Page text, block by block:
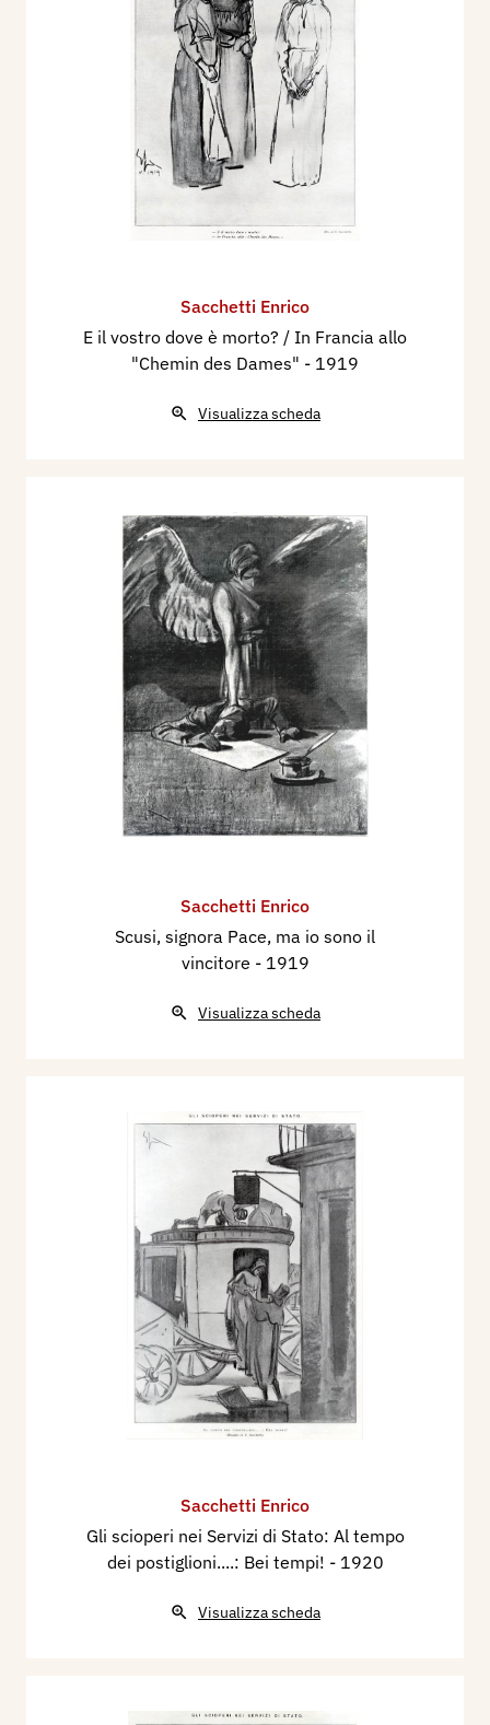
Sacchetti Enrico
E il vostro dove è morto? / In Francia allo
"Chemin des Dames" - 1919
Visualizza scheda
Sacchetti Enrico
Scusi, signora Pace, ma io sono il
vincitore - 1919
Visualizza scheda
Sacchetti Enrico
Gli scioperi nei Servizi di Stato: Al tempo
dei postiglioni....: Bei tempi! - 1920
Visualizza scheda